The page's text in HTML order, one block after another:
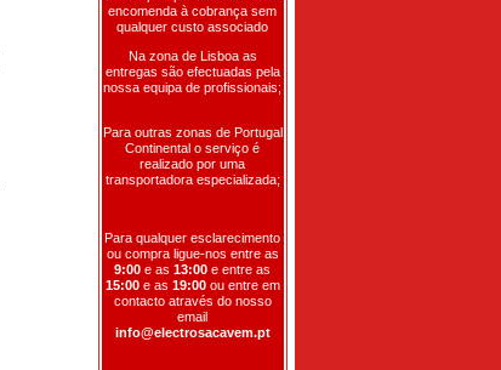
encomenda à cobrança sem
qualquer custo associado
Na zona de Lisboa as
entregas são efectuadas pela
nossa equipa de profissionais;
Para outras zonas de Portugal
Continental o serviço é
realizado por uma
transportadora especializada;
Para qualquer esclarecimento
ou compra ligue-nos entre as
9:00 e as 13:00 e entre as
15:00e as 19:00 ou entre em
contacto através do nosso
email
info@electrosacavem.pt